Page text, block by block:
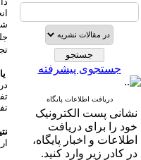
جستجوی پیشرفته
دریافت اطلاعات پایگاه
نشانی پست الکترونیک
خود را برای دریافت
اطلاعات و اخبار پایگاه،
در کادر زیر وارد کنید.
تفکرات